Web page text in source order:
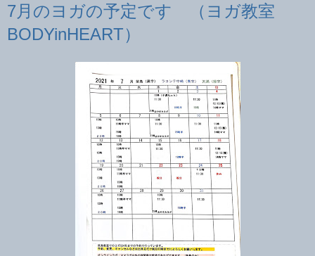
7月のヨガの予定です （ヨガ教室
BODYinHEART）